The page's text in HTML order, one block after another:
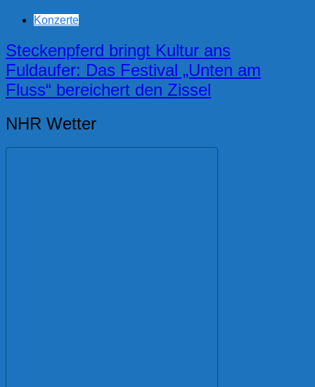
Konzerte
Steckenpferd bringt Kultur ans
Fuldaufer: Das Festival „Unten am
Fluss“ bereichert den Zissel
NHR Wetter